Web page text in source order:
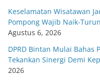
Keselamatan Wisatawan
Pompong Wajib Naik-
Agustus 6, 2026
DPRD Bintan Mulai Bahas
Tekankan Sinergi Demi
2026